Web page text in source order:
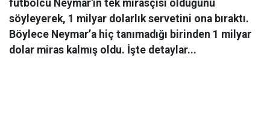
futbolcu Neymar'ın tek mirasçısı olduğunu
söyleyerek, 1 milyar dolarlık servetini ona bıraktı.
Böylece Neymar’a hiç tanımadığı birinden 1 milyar
dolar miras kalmış oldu. İşte detaylar...